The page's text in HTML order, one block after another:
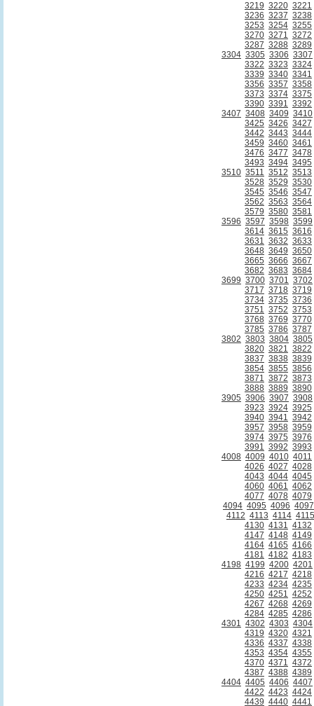
3219 3220 3221
3236 3237 3238
3253 3254 3255
3270 3271 3272
3287 3288 3289
3304 3305 3306 3307
3322 3323 3324
3339 3340 3341
3356 3357 3358
3373 3374 3375
3390 3391 3392
3407 3408 3409 3410
3425 3426 3427
3442 3443 3444
3459 3460 3461
3476 3477 3478
3493 3494 3495
3510 3511 3512 3513
3528 3529 3530
3545 3546 3547
3562 3563 3564
3579 3580 3581
3596 3597 3598 3599
3614 3615 3616
3631 3632 3633
3648 3649 3650
3665 3666 3667
3682 3683 3684
3699 3700 3701 3702
3717 3718 3719
3734 3735 3736
3751 3752 3753
3768 3769 3770
3785 3786 3787
3802 3803 3804 3805
3820 3821 3822
3837 3838 3839
3854 3855 3856
3871 3872 3873
3888 3889 3890
3905 3906 3907 3908
3923 3924 3925
3940 3941 3942
3957 3958 3959
3974 3975 3976
3991 3992 3993
4008 4009 4010 4011
4026 4027 4028
4043 4044 4045
4060 4061 4062
4077 4078 4079
4094 4095 4096 4097
4112 4113 4114 4115
4130 4131 4132
4147 4148 4149
4164 4165 4166
4181 4182 4183
4198 4199 4200 4201
4216 4217 4218
4233 4234 4235
4250 4251 4252
4267 4268 4269
4284 4285 4286
4301 4302 4303 4304
4319 4320 4321
4336 4337 4338
4353 4354 4355
4370 4371 4372
4387 4388 4389
4404 4405 4406 4407
4422 4423 4424
4439 4440 4441